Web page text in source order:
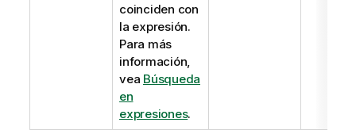
coinciden con
la expresión.
Para más
información,
vea Búsqueda
en
expresiones.